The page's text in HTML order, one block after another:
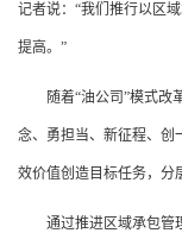
记者说：“我们推行以区
提高。”
随着“油公司”模式改
念、勇担当、新征程、创
效价值创造目标任务，分
通过推进区域承包管